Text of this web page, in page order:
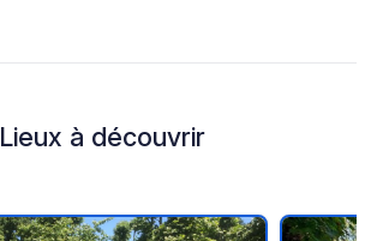
Lieux à découvrir